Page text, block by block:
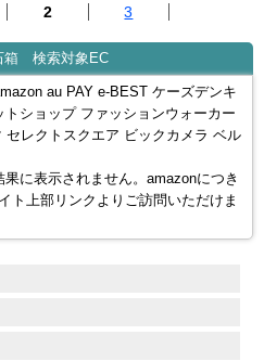
2 3
箱 検索対象EC
au PAY e-BEST ケーズデンキ
ショップ ファッションウォーカー
レクトスクエア ビックカメラ ベル
に表示されません。amazonにつき
ト上部リンクよりご訪問いただけま